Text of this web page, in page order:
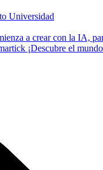
Universidad
a crear con la IA,
¡Descubre el